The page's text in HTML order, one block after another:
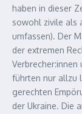
haben in dieser
sowohl zivile als
umfassen). Der
der extremen
führten nur allzu
gerechten
der Ukraine. Die